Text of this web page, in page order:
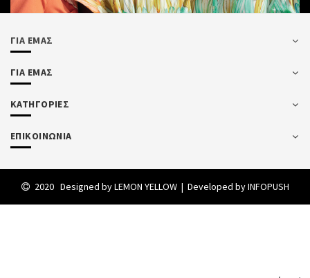
ΓΙΑ ΕΜΑΣ
ΓΙΑ ΕΜΑΣ
ΚΑΤΗΓΟΡΙΕΣ
ΕΠΙΚΟΙΝΩΝΙΑ
2020 Designed byLEMON YELLOW| Developed byINFOPUSH